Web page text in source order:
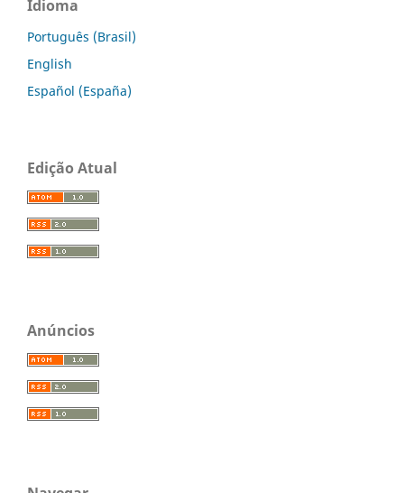
Idioma
Português (Brasil)
English
Español (España)
Edição Atual
Anúncios